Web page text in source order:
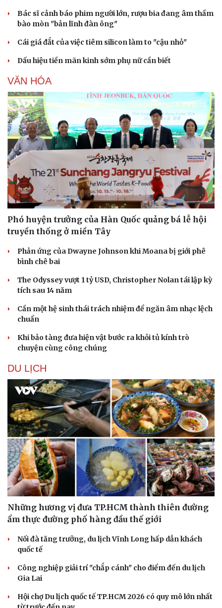
Văn hóa
Sân khấu - Điện ảnh
Văn học
Âm nhạc
Giải trí
Thời trang
Bác sĩ cảnh báo phim người lớn, rượu bia đang âm thầm
bào mòn "bản lĩnh đàn ông"
Cái giá đắt của việc tiêm silicon làm to "cậu nhỏ"
Dấu hiệu tiền mãn kinh sớm phụ nữ cần biết
VĂN HÓA
Phó huyện trưởng của Hàn Quốc quảng bá lễ hội
truyền thống ở miền Tây
Phản ứng của Dwayne Johnson khi Moana bị giới phê
bình chê bai
The Odyssey vượt 1 tỷ USD, Christopher Nolan tái lập kỳ
tích sau 14 năm
Cần một hệ sinh thái trách nhiệm để ngăn âm nhạc lệch
chuẩn
Khi bảo tàng đưa hiện vật bước ra khỏi tủ kính trò
chuyện cùng công chúng
DU LỊCH
Những hương vị đưa TP.HCM thành thiên đường
ẩm thực đường phố hàng đầu thế giới
Nối đà tăng trưởng, du lịch Vĩnh Long hấp dẫn khách
quốc tế
Công nghiệp giải trí "chắp cánh" cho điểm đến du lịch
Gia Lai
Hội chợ Du lịch quốc tế TP.HCM 2026 có quy mô lớn nhất